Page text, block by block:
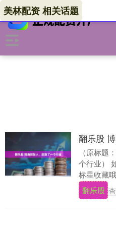
美林配资 相关话题
翻乐股
（原标题
个行业）
标星收藏
谢。 1991
上....
翻乐股